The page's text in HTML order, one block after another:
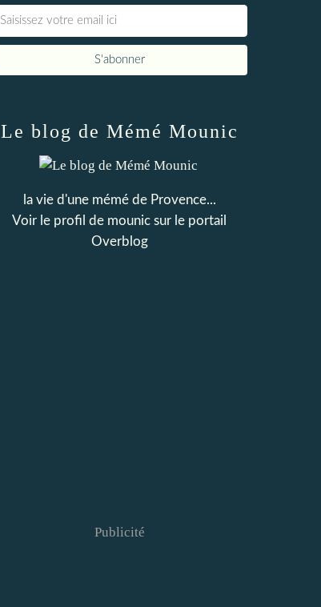
Le blog de Mémé Mounic
la vie d'une mémé de Provence...
Voir le profil de mounic sur le portail
Overblog
Publicité